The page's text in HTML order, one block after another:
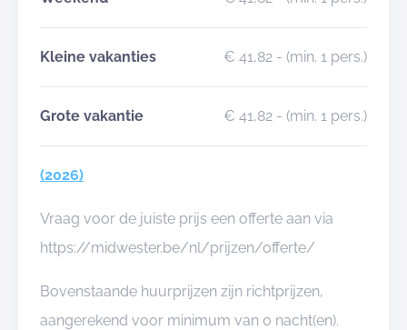
Kleine vakanties € 41,82 - (min. 1 pers.)
Grote vakantie € 41,82 - (min. 1 pers.)
(2026)
Vraag voor de juiste prijs een offerte aan via
https://midwester.be/nl/prijzen/offerte/
Bovenstaande huurprijzen zijn richtprijzen,
aangerekend voor minimum van 0 nacht(en).